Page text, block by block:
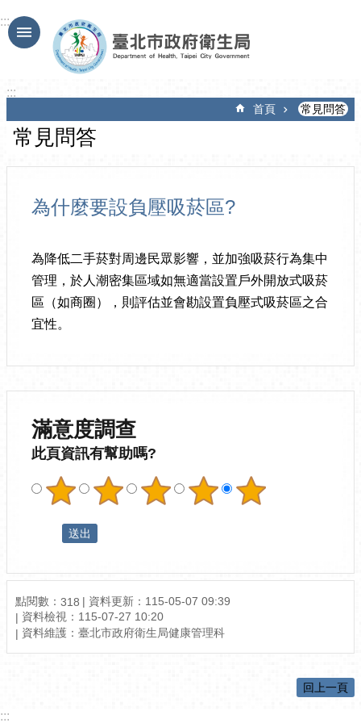
跳到主要內容區塊
:::
:::
首頁 常見問答
常見問答
為什麼要設負壓吸菸區?
為降低二手菸對周邊民眾影響，並加強吸菸行為集中
管理，於人潮密集區域如無適當設置戶外開放式吸菸
區（如商圈），則評估並會勘設置負壓式吸菸區之合
宜性。
滿意度調查
此頁資訊有幫助嗎?
點閱數： 318
資料更新：115-05-07 09:39
資料檢視：115-07-27 10:20
資料維護：臺北市政府衛生局健康管理科
回上一頁
:::